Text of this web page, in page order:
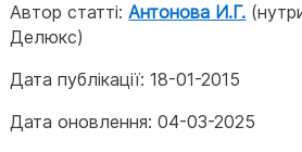
Автор статті:Антонова И.Г.
Делюкс)
Дата публікації:18-01-2015
Дата оновлення:04-03-2025